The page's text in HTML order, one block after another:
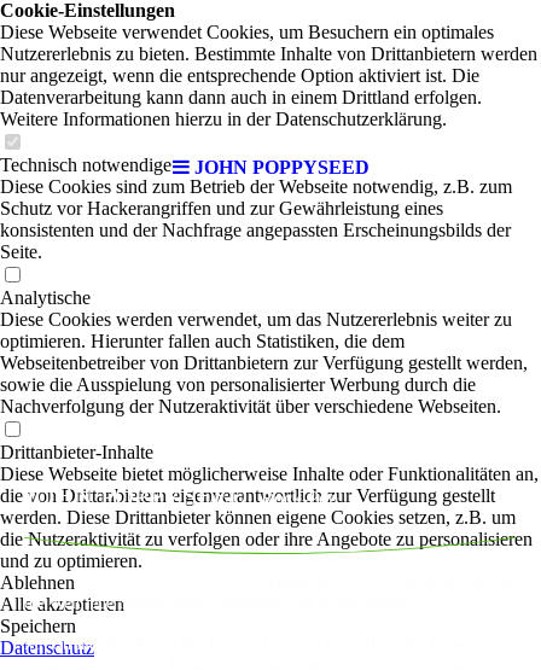
JOHN POPPYSEED
JOHN POPPYSEED |Rock-Pop
die Welt jede Menge guter Coversongs auf seinen Wegen.
Mit Straßenmusik und mit kleinen Gigs in Cafes, Bars und Pubs
Cookie-Einstellungen
Diese Webseite verwendet Cookies, um Besuchern ein optimales
Nutzererlebnis zu bieten. Bestimmte Inhalte von Drittanbietern werden
nur angezeigt, wenn die entsprechende Option aktiviert ist. Die
Datenverarbeitung kann dann auch in einem Drittland erfolgen.
Weitere Informationen hierzu in der Datenschutzerklärung.
Technisch notwendige
Diese Cookies sind zum Betrieb der Webseite notwendig, z.B. zum
Schutz vor Hackerangriffen und zur Gewährleistung eines
konsistenten und der Nachfrage angepassten Erscheinungsbilds der
Seite.
Analytische
Diese Cookies werden verwendet, um das Nutzererlebnis weiter zu
optimieren. Hierunter fallen auch Statistiken, die dem
Webseitenbetreiber von Drittanbietern zur Verfügung gestellt werden,
sowie die Ausspielung von personalisierter Werbung durch die
Nachverfolgung der Nutzeraktivität über verschiedene Webseiten.
Drittanbieter-Inhalte
Diese Webseite bietet möglicherweise Inhalte oder Funktionalitäten an,
die von Drittanbietern eigenverantwortlich zur Verfügung gestellt
werden. Diese Drittanbieter können eigene Cookies setzen, z.B. um
die Nutzeraktivität zu verfolgen oder ihre Angebote zu personalisieren
und zu optimieren.
Ablehnen
Alle akzeptieren
Speichern
Datenschutz